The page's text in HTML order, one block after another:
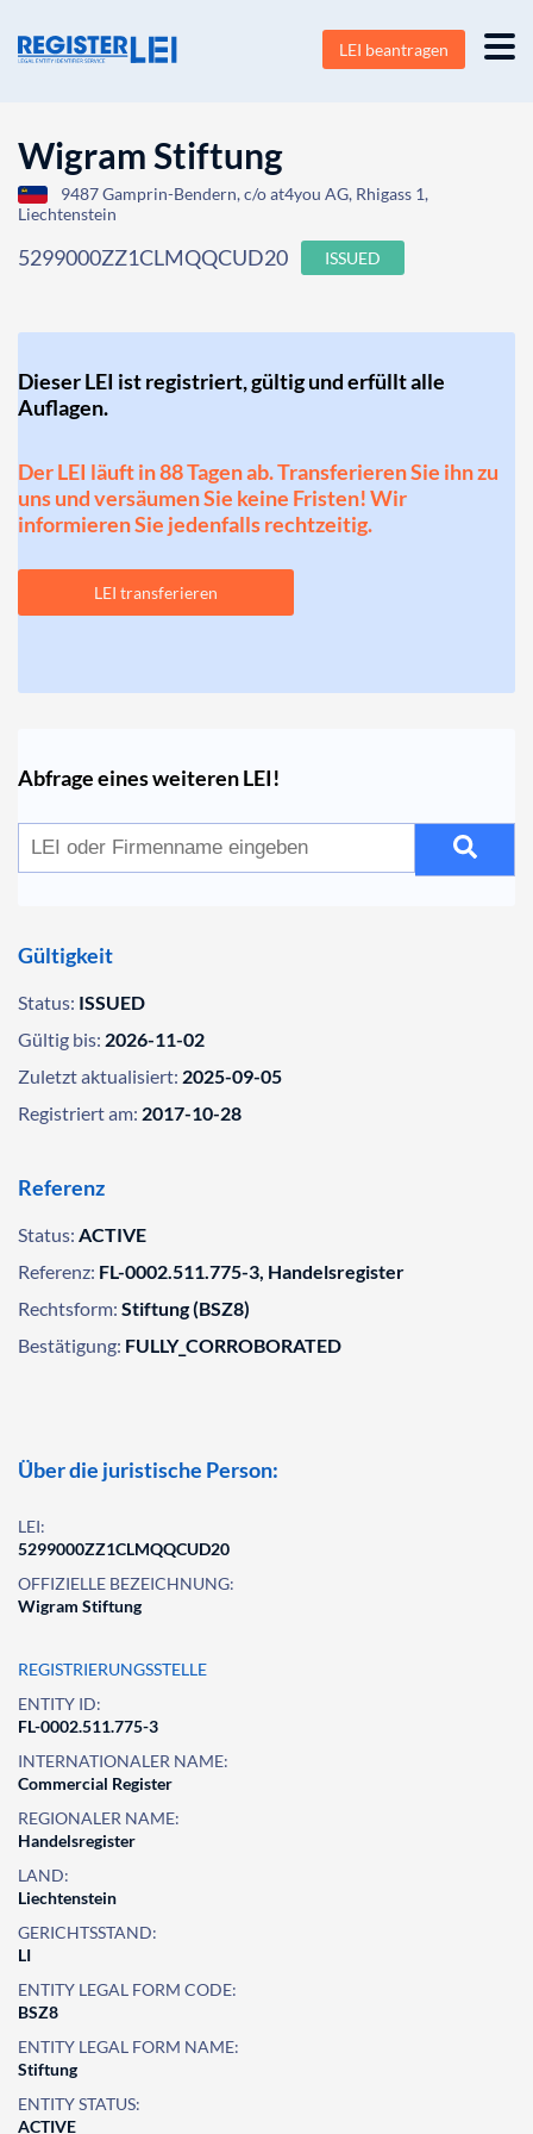
LEI beantragen
Wigram Stiftung
9487 Gamprin-Bendern, c/o at4you AG, Rhigass 1,
Liechtenstein
5299000ZZ1CLMQQCUD20 ISSUED
Dieser LEI ist registriert, gültig und erfüllt alle
Auflagen.
Der LEI läuft in 88 Tagen ab. Transferieren Sie ihn zu
uns und versäumen Sie keine Fristen! Wir
informieren Sie jedenfalls rechtzeitig.
LEI transferieren
Abfrage eines weiteren LEI!
Gültigkeit
Status: ISSUED
Gültig bis: 2026-11-02
Zuletzt aktualisiert: 2025-09-05
Registriert am: 2017-10-28
Referenz
Status: ACTIVE
Referenz: FL-0002.511.775-3, Handelsregister
Rechtsform: Stiftung (BSZ8)
Bestätigung: FULLY_CORROBORATED
Über die juristische Person:
LEI:
5299000ZZ1CLMQQCUD20
OFFIZIELLE BEZEICHNUNG:
Wigram Stiftung
REGISTRIERUNGSSTELLE
ENTITY ID:
FL-0002.511.775-3
INTERNATIONALER NAME:
Commercial Register
REGIONALER NAME:
Handelsregister
LAND:
Liechtenstein
GERICHTSSTAND:
LI
ENTITY LEGAL FORM CODE:
BSZ8
ENTITY LEGAL FORM NAME:
Stiftung
ENTITY STATUS:
ACTIVE